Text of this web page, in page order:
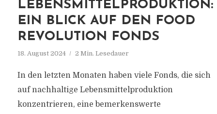
LEBENSMITTELPRODUKTION:
EIN BLICK AUF DEN FOOD
REVOLUTION FONDS
18. August 2024 2 Min. Lesedauer
In den letzten Monaten haben viele Fonds, die sich
auf nachhaltige Lebensmittelproduktion
konzentrieren, eine bemerkenswerte